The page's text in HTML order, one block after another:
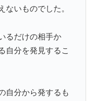
ないものでした。
るだけの相手か
自分を発見するこ
自分から発するも